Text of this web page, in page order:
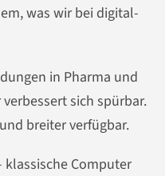
was wir bei digital-
in Pharma und
sich spürbar.
breiter verfügbar.
klassische Computer